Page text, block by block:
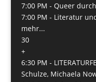
7:00 PM - Queer
7:00 PM - Literatur
mehr...
30
+
6:30 PM -
Schulze, Michaela